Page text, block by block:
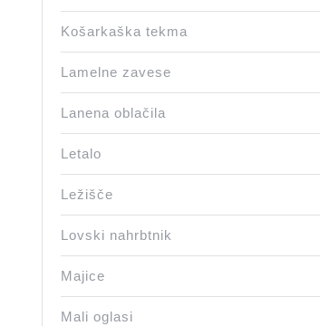
Košarkaška tekma
Lamelne zavese
Lanena oblačila
Letalo
Ležišče
Lovski nahrbtnik
Majice
Mali oglasi